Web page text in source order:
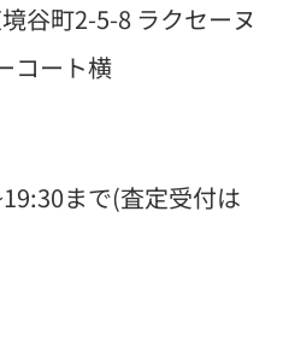
谷町2-5-8 ラクセーヌ
コート横
まで(査定受付は